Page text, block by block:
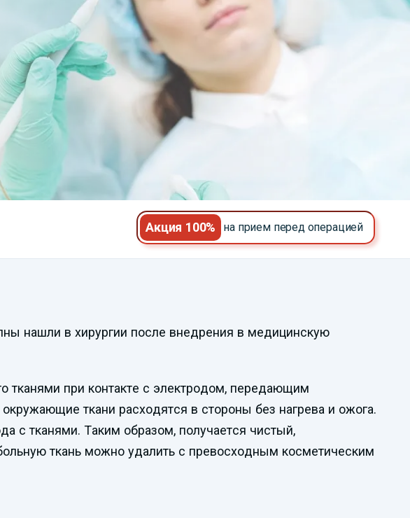
Акция 100% на прием перед операцией
Смотреть
видеопрезентацию
нашли в хирургии после внедрения в медицинскую
тканями при контакте с электродом, передающим
ткани расходятся в стороны без нагрева и ожога.
с тканями. Таким образом, получается чистый,
ткань можно удалить с превосходным косметическим